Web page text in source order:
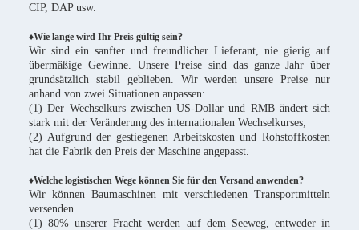
CIP, DAP usw.
♦Wie lange wird Ihr Preis gültig sein?
Wir sind ein sanfter und freundlicher Lieferant, nie gierig auf
übermäßige Gewinne. Unsere Preise sind das ganze Jahr über
grundsätzlich stabil geblieben. Wir werden unsere Preise nur
anhand von zwei Situationen anpassen:
(1) Der Wechselkurs zwischen US-Dollar und RMB ändert sich
stark mit der Veränderung des internationalen Wechselkurses;
(2) Aufgrund der gestiegenen Arbeitskosten und Rohstoffkosten
hat die Fabrik den Preis der Maschine angepasst.
♦Welche logistischen Wege können Sie für den Versand anwenden?
Wir können Baumaschinen mit verschiedenen Transportmitteln
versenden.
(1) 80% unserer Fracht werden auf dem Seeweg, entweder in